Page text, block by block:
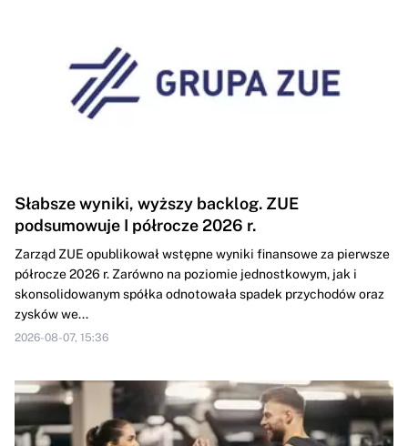
Słabsze wyniki, wyższy backlog. ZUE
podsumowuje I półrocze 2026 r.
Zarząd ZUE opublikował wstępne wyniki finansowe za pierwsze
półrocze 2026 r. Zarówno na poziomie jednostkowym, jak i
skonsolidowanym spółka odnotowała spadek przychodów oraz
zysków we...
2026-08-07, 15:36